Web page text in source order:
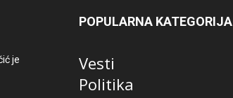
je
POPULARNA KATEGORIJA
Vesti
Politika